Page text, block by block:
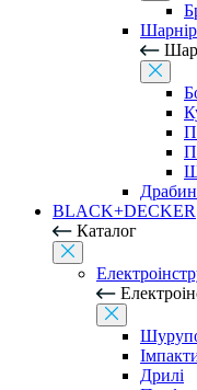
BLACK+DECKER
Каталог
Дрилі